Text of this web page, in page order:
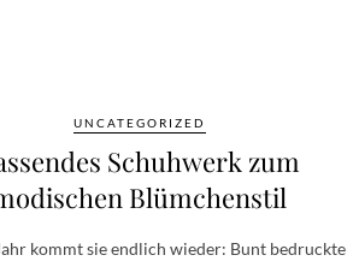
UNCATEGORIZED
Schuhwerk zum
Blümchenstil
kommt sie endlich wieder: Bunt bedruckte